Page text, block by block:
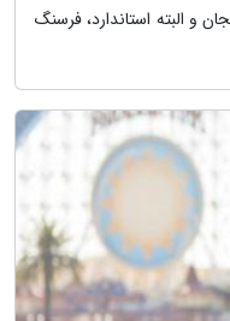
و البته استاندارد، فرسنگ